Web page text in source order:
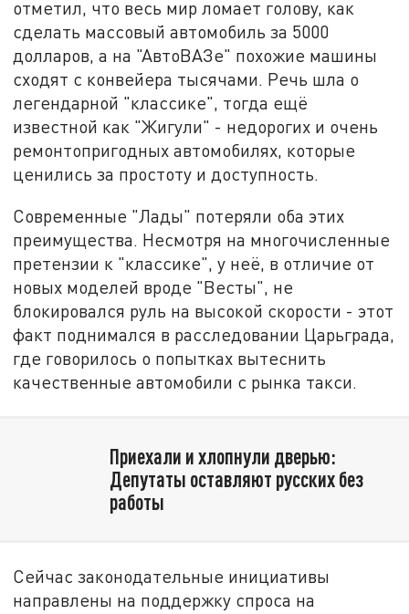
отметил, что весь мир ломает голову, как
сделать массовый автомобиль за 5000
долларов, а на "АвтоВАЗе" похожие машины
сходят с конвейера тысячами. Речь шла о
легендарной "классике", тогда ещё
известной как "Жигули" - недорогих и очень
ремонтопригодных автомобилях, которые
ценились за простоту и доступность.
Современные "Лады" потеряли оба этих
преимущества. Несмотря на многочисленные
претензии к "классике", у неё, в отличие от
новых моделей вроде "Весты", не
блокировался руль на высокой скорости - этот
факт поднимался в расследовании Царьграда,
где говорилось о попытках вытеснить
качественные автомобили с рынка такси.
Приехали и хлопнули дверью:
Депутаты оставляют русских без
работы
Сейчас законодательные инициативы
направлены на поддержку спроса на